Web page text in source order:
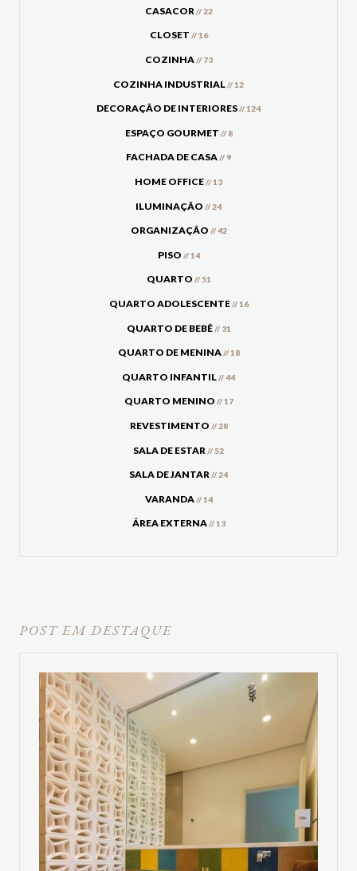
CASACOR // 22
CLOSET // 16
COZINHA// 73
COZINHA INDUSTRIAL// 12
DECORAÇÃO DE INTERIORES// 124
ESPAÇO GOURMET // 8
FACHADA DE CASA// 9
HOME OFFICE// 13
ILUMINAÇÃO // 24
ORGANIZAÇÃO // 42
PISO // 14
QUARTO // 51
QUARTO ADOLESCENTE// 16
QUARTO DE BEBÊ// 31
QUARTO DE MENINA// 18
QUARTO INFANTIL// 44
QUARTO MENINO // 17
REVESTIMENTO // 28
SALA DE ESTAR // 52
SALA DE JANTAR// 24
VARANDA// 14
ÁREA EXTERNA// 13
POST EM DESTAQUE